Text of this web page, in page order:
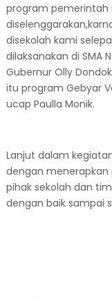
program pemerintah
disekolah kami
dilaksanakan di SMA
Gubernur Olly
itu program Gebyar
ucap Paulla Monik.
Lanjut dalam
dengan
pihak sekolah dan
dengan baik sampai